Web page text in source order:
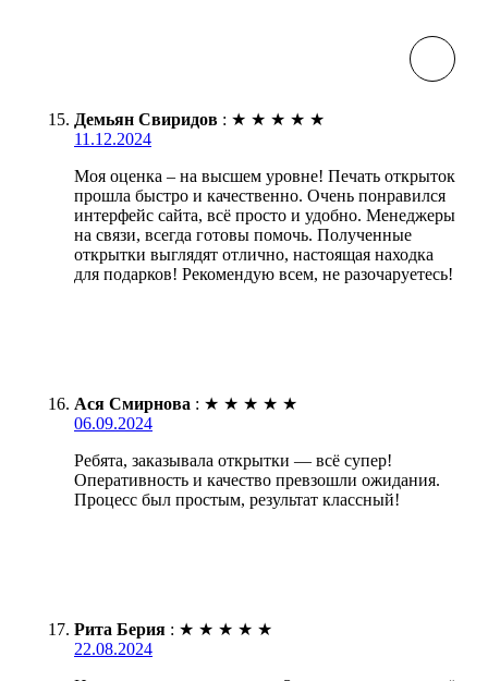
Демьян Свиридов : ★ ★ ★ ★ ★
11.12.2024
Моя оценка – на высшем уровне! Печать открыток
прошла быстро и качественно. Очень понравился
интерфейс сайта, всё просто и удобно. Менеджеры
на связи, всегда готовы помочь. Полученные
открытки выглядят отлично, настоящая находка
для подарков! Рекомендую всем, не разочаруетесь!
Ася Смирнова : ★ ★ ★ ★ ★
06.09.2024
Ребята, заказывала открытки — всё супер!
Оперативность и качество превзошли ожидания.
Процесс был простым, результат классный!
Рита Берия : ★ ★ ★ ★ ★
22.08.2024